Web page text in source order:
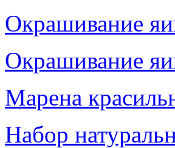
Окрашивание
Окрашивание
Марена
Набор